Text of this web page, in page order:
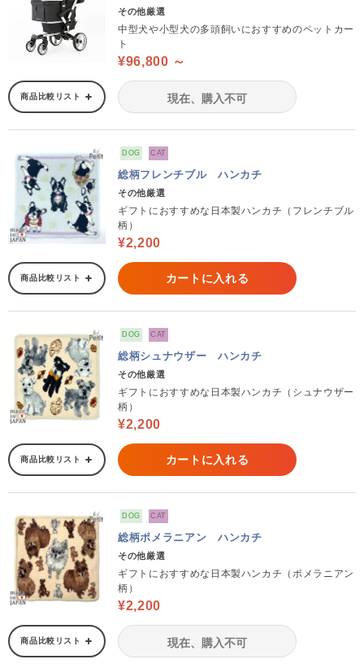
その他厳選
中型犬や小型犬の多頭飼いにおすすめのペットカー
ト
¥96,800 ～
商品比較リスト 現在、購入不可
DOG CAT
総柄フレンチブル ハンカチ
その他厳選
ギフトにおすすめな日本製ハンカチ（フレンチブル
柄）
¥2,200
商品比較リスト カートに入れる
DOG CAT
総柄シュナウザー ハンカチ
その他厳選
ギフトにおすすめな日本製ハンカチ（シュナウザー
柄）
¥2,200
商品比較リスト カートに入れる
DOG CAT
総柄ポメラニアン ハンカチ
その他厳選
ギフトにおすすめな日本製ハンカチ（ポメラニアン
柄）
¥2,200
商品比較リスト 現在、購入不可